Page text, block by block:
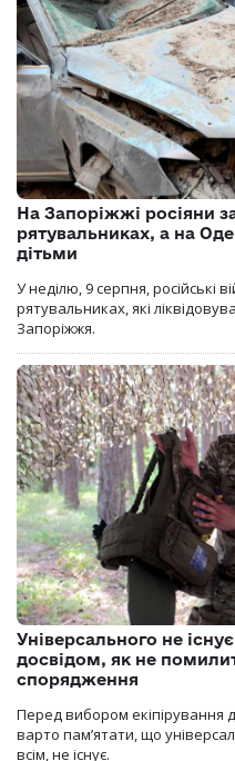
На Запоріжжі росіяни
рятувальниках, а на
дітьми
У неділю, 9 серпня, російські
рятувальниках, які
Запоріжжя.
Універсального не
досвідом, як не
спорядження
Перед вибором екіпірування
варто пам’ятати, що
всім, не існує.